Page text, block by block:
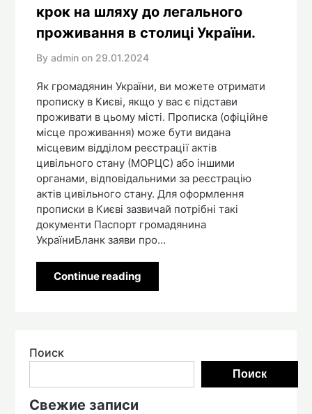
крок на шляху до легального
проживання в столиці України.
By admin on 29.01.2024
Як громадянин України, ви можете отримати
прописку в Києві, якщо у вас є підстави
проживати в цьому місті. Прописка (офіційне
місце проживання) може бути видана
місцевим відділом реєстрації актів
цивільного стану (МОРЦС) або іншими
органами, відповідальними за реєстрацію
актів цивільного стану. Для оформлення
прописки в Києві зазвичай потрібні такі
документи Паспорт громадянина
УкраїниБланк заяви про…
Continue reading
Поиск
Поиск
Свежие записи